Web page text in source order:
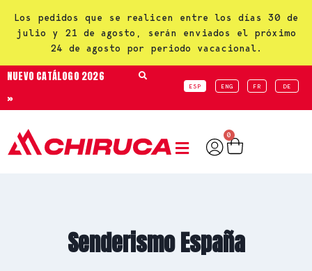
Los pedidos que se realicen entre los días 30 de
julio y 21 de agosto, serán enviados el próximo
24 de agosto por periodo vacacional.
NUEVO CATÁLOGO 2026
»
ESP ENG FR DE
0
Senderismo España